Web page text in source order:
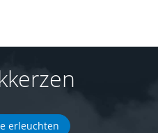
erleuchten